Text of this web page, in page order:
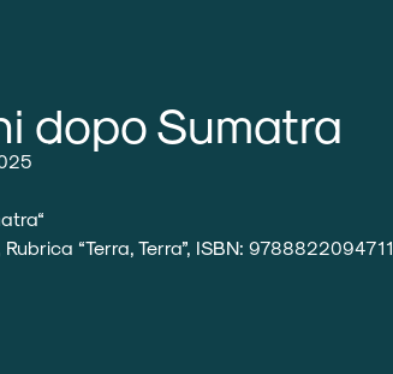
dopo Sumatra
“
“Terra, Terra”, ISBN: 9788822094711